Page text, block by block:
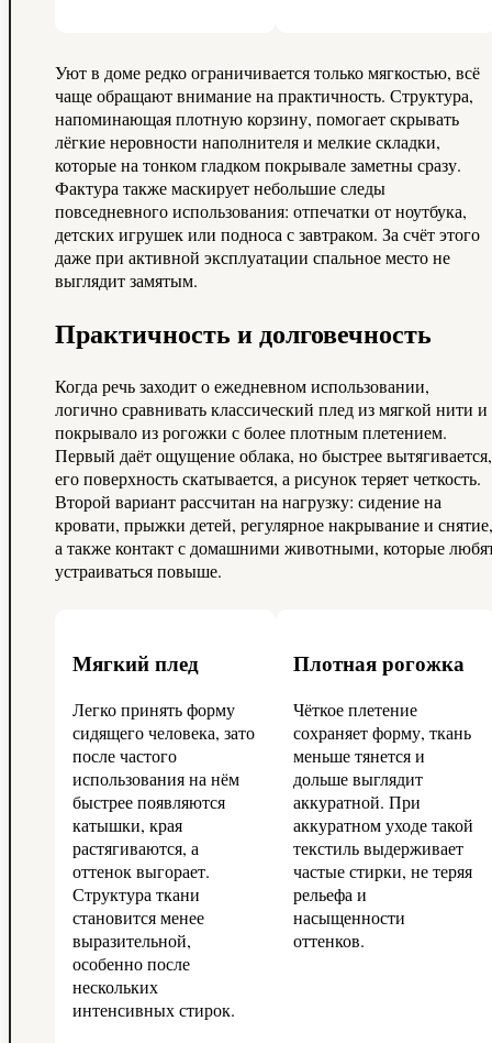
Уют в доме редко ограничивается только мягкостью, всё
чаще обращают внимание на практичность. Структура,
напоминающая плотную корзину, помогает скрывать
лёгкие неровности наполнителя и мелкие складки,
которые на тонком гладком покрывале заметны сразу.
Фактура также маскирует небольшие следы
повседневного использования: отпечатки от ноутбука,
детских игрушек или подноса с завтраком. За счёт этого
даже при активной эксплуатации спальное место не
выглядит замятым.
Практичность и долговечность
Когда речь заходит о ежедневном использовании,
логично сравнивать классический плед из мягкой нити и
покрывало из рогожки с более плотным плетением.
Первый даёт ощущение облака, но быстрее вытягивается,
его поверхность скатывается, а рисунок теряет четкость.
Второй вариант рассчитан на нагрузку: сидение на
кровати, прыжки детей, регулярное накрывание и снятие,
а также контакт с домашними животными, которые
устраиваться повыше.
Мягкий плед
Легко принять форму
сидящего человека, зато
после частого
использования на нём
быстрее появляются
катышки, края
растягиваются, а
оттенок выгорает.
Структура ткани
становится менее
выразительной,
особенно после
нескольких
интенсивных стирок.
Плотная рогожка
Чёткое плетение
сохраняет форму, ткань
меньше тянется и
дольше выглядит
аккуратной. При
аккуратном уходе такой
текстиль выдерживает
частые стирки, не теряя
рельефа и
насыщенности
оттенков.